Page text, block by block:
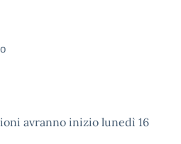
avranno inizio lunedì 16